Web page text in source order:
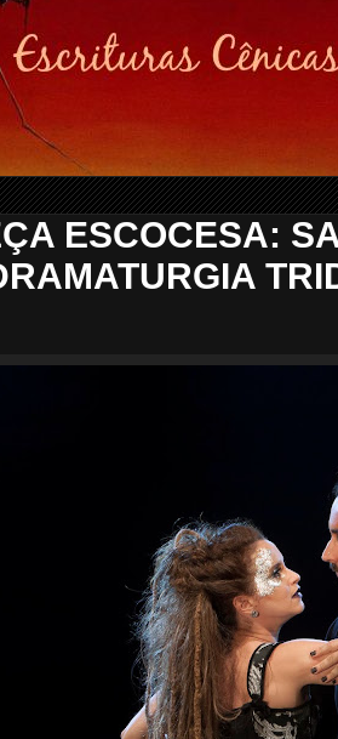
ESCOCESA: